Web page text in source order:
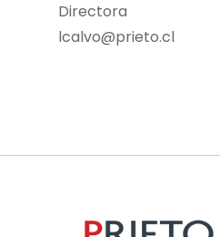
Directora
lcalvo@prieto.cl